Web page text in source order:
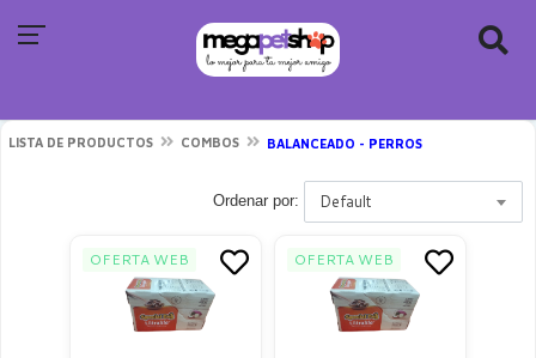
LISTA DE PRODUCTOS COMBOS BALANCEADO - PERROS
Ordenar por: Default
OFERTA WEB OFERTA WEB